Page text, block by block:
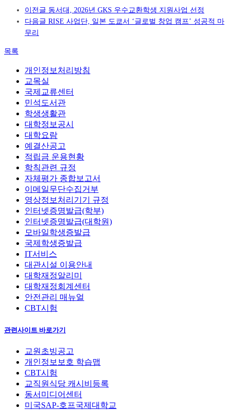
이전글 동서대, 2026년 GKS 우수교환학생 지원사업 선정
다음글 RISE 사업단, 일본 도쿄서 ‘글로벌 창업 캠프’ 성공적 마
무리
목록
개인정보처리방침
교목실
국제교류센터
민석도서관
학생생활관
대학정보공시
대학요람
예결산공고
적립금 운용현황
학칙관련 규정
자체평가 종합보고서
이메일무단수집거부
영상정보처리기기 규정
인터넷증명발급(학부)
인터넷증명발급(대학원)
모바일학생증발급
국제학생증발급
IT서비스
대관시설 이용안내
대학재정알리미
대학재정회계센터
안전관리 매뉴얼
CBT시험
관련사이트 바로가기
교원초빙공고
개인정보보호 학습맵
CBT시험
교직원식당 캐시비등록
동서미디어센터
미국SAP-호프국제대학교